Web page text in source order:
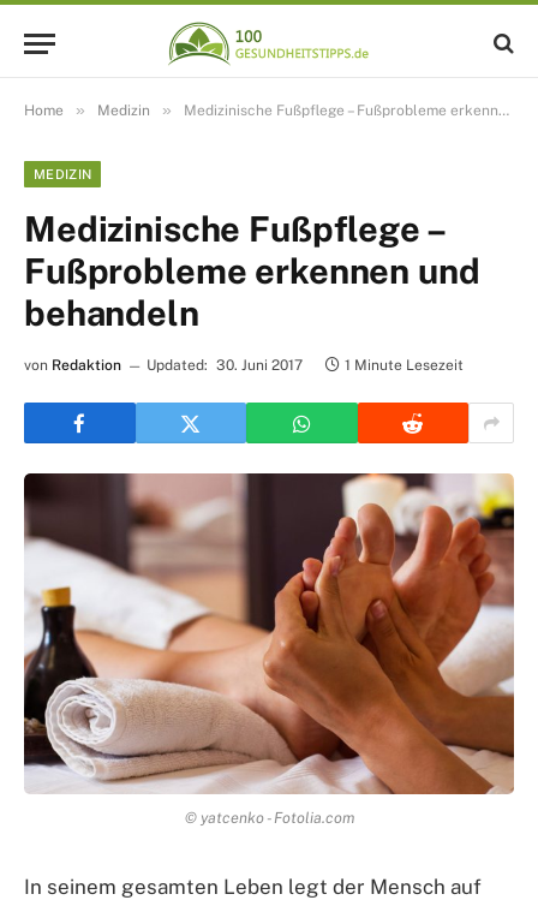
Home » Medizin » Medizinische Fußpflege – Fußprobleme erkennen und behandeln
MEDIZIN
Medizinische Fußpflege –
Fußprobleme erkennen und
behandeln
von Redaktion Updated: 30. Juni 2017 1 Minute Lesezeit
© yatcenko - Fotolia.com
In seinem gesamten Leben legt der Mensch auf